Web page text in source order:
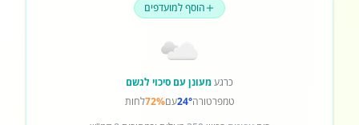
הוסף למועדפים
כרגעמעונן עם סיכוי לגשם
טמפרטורה24°עם72%לחות